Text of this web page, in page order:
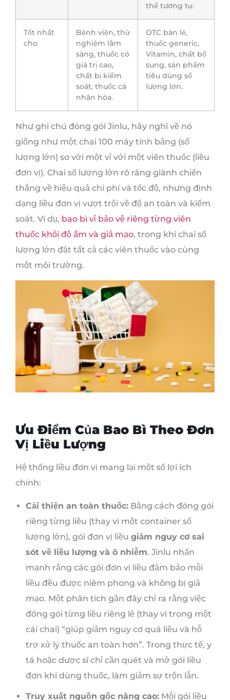
thể tương tự.
Tốt nhất
cho
Bệnh viện, thử
nghiệm lâm
sàng, thuốc có
giá trị cao,
chất bị kiểm
soát, thuốc cá
nhân hóa.
OTC bán lẻ,
thuốc generic,
Vitamin, chất bổ
sung, sản phẩm
tiêu dùng số
lượng lớn.
Như ghi chú đóng gói Jinlu, hãy nghĩ về nó
giống như một chai 100 máy tính bảng (số
lượng lớn) so với một vỉ với một viên thuốc (liều
đơn vị). Chai số lượng lớn rõ ràng giành chiến
thắng về hiệu quả chi phí và tốc độ, nhưng định
dạng liều đơn vị vượt trội về độ an toàn và kiểm
soát. Ví dụ, bao bì vỉ bảo vệ riêng từng viên
thuốc khỏi độ ẩm và giả mạo, trong khi chai số
lượng lớn đặt tất cả các viên thuốc vào cùng
một môi trường.
Ưu Điểm Của Bao Bì Theo Đơn
Vị Liều Lượng
Hệ thống liều đơn vị mang lại một số lợi ích
chính:
Cải thiện an toàn thuốc: Bằng cách đóng gói
riêng từng liều (thay vì một container số
lượng lớn), gói đơn vị liều giảm nguy cơ sai
sót về liều lượng và ô nhiễm. Jinlu nhấn
mạnh rằng các gói đơn vị liều đảm bảo mỗi
liều đều được niêm phong và không bị giả
mạo. Một phân tích gần đây chỉ ra rằng việc
đóng gói từng liều riêng lẻ (thay vì trong một
cái chai) “giúp giảm nguy cơ quá liều và hỗ
trợ xử lý thuốc an toàn hơn”. Trong thực tế, y
tá hoặc dược sĩ chỉ cần quét và mở gói liều
đơn khi dùng thuốc, làm giảm sự trộn lẫn.
Truy xuất nguồn gốc nâng cao: Mỗi gói liều